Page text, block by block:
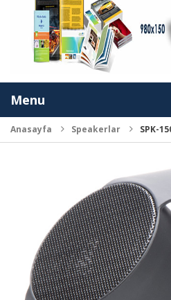
Menu
Anasayfa Speakerlar SPK-